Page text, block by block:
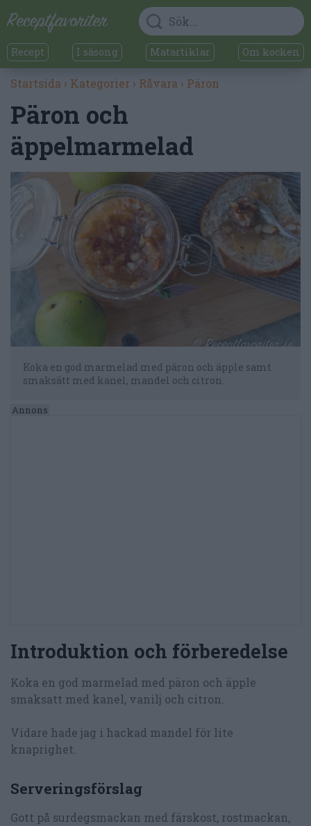
Recept I säsong Matartiklar Om kocken
Startsida › Kategorier › Råvara › Päron
Päron och
äppelmarmelad
Koka en god marmelad med päron och äpple samt
smaksätt med kanel, mandel och citron.
Introduktion och förberedelse
Koka en god marmelad med päron och äpple
smaksatt med kanel, vanilj och citron.
Vidare hade jag i hackad mandel för lite
knaprighet.
Serveringsförslag
Gott på surdegsmackan med färskost, rostmackan,